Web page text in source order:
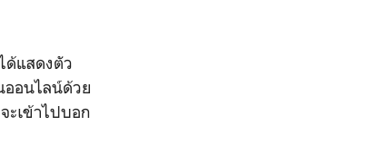
ด้แสดงตัว
ออนไลน์ด้วย
ะเข้าไปบอก